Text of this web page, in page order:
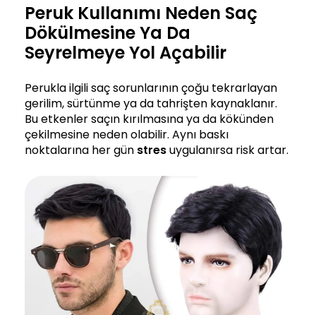
Peruk Kullanımı Neden Saç
Dökülmesine Ya Da
Seyrelmeye Yol Açabilir
Perukla ilgili saç sorunlarının çoğu tekrarlayan
gerilim, sürtünme ya da tahrişten kaynaklanır.
Bu etkenler saçın kırılmasına ya da kökünden
çekilmesine neden olabilir. Aynı baskı
noktalarına her gün stresuygulanırsa risk artar.